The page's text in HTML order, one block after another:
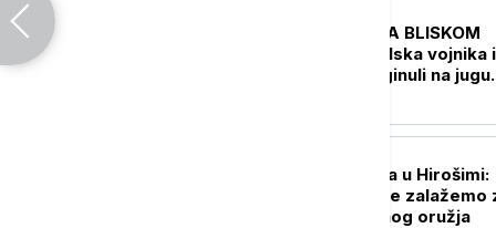
ISTOKU Dva izraelska vojnika i
jedan Libanac poginuli na jugu
Premijerka Japana u Hirošimi:
Nastavićemo da se zalažemo
svet bez nuklearnog oružja